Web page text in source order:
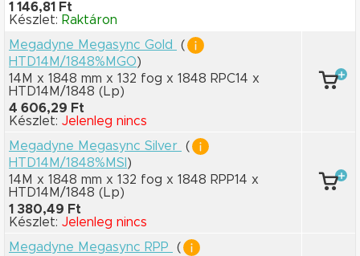
1 146,81 Ft
Készlet: Raktáron
Megadyne Megasync Gold
(
HTD14M/1848%MGO)
14M x 1848 mm x 132 fog x 1848 RPC14 x
HTD14M/1848 (Lp)
4 606,29 Ft
Készlet: Jelenleg nincs
Megadyne Megasync Silver
(
HTD14M/1848%MSI )
14M x 1848 mm x 132 fog x 1848 RPP14 x
HTD14M/1848 (Lp)
1 380,49 Ft
Készlet: Jelenleg nincs
Megadyne Megasync RPP
(